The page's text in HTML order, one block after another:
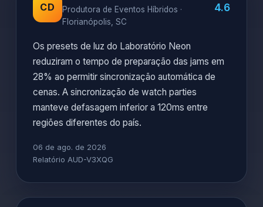
CD
Produtora de Eventos Híbridos ·
Florianópolis, SC
4.6
Os presets de luz do Laboratório Neon
reduziram o tempo de preparação das jams em
28% ao permitir sincronização automática de
cenas. A sincronização de watch parties
manteve defasagem inferior a 120ms entre
regiões diferentes do país.
06 de ago. de 2026
Relatório AUD-V3XQG